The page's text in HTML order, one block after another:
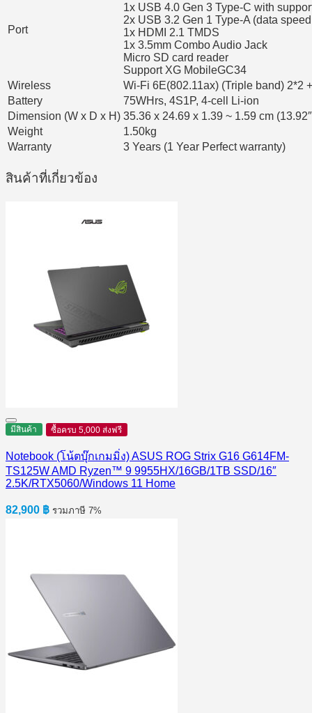
Port
1x USB 4.0 Gen 3 Type-C with
2x USB 3.2 Gen 1 Type-A (data
1x HDMI 2.1 TMDS
1x 3.5mm Combo Audio Jack
Micro SD card reader
Support XG MobileGC34
Wireless
Wi-Fi 6E(802.11ax) (Triple band) 2*2
Battery
75WHrs, 4S1P, 4-cell Li-ion
Dimension (W x D x H) 35.36 x 24.69 x 1.39 ~ 1.59 cm
Weight
1.50kg
Warranty
3 Years (1 Year Perfect warranty)
สินค้าที่เกี่ยวข้อง
มีสินค้า ซื้อครบ 5,000 ส่งฟรี
Notebook (โน้ตบุ๊กเกมมิ่ง) ASUS ROG Strix G16 G614FM-
TS125W AMD Ryzen™ 9 9955HX/16GB/1TB SSD/16″
2.5K/RTX5060/Windows 11 Home
82,900 ฿ รวมภาษี 7%